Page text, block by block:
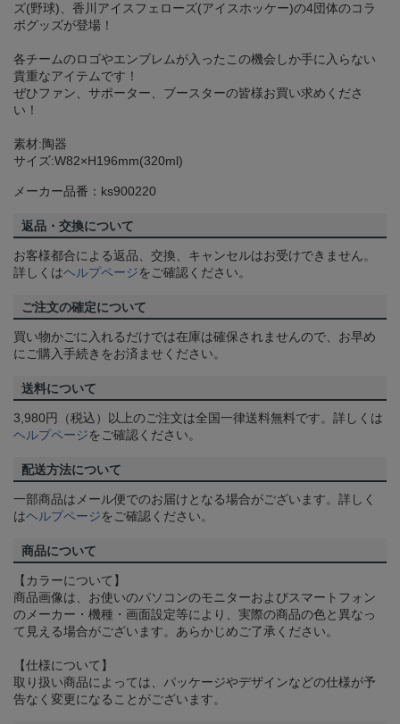
ズ(野球)、香川アイスフェローズ(アイスホッケー)の4団体のコラ
ボグッズが登場！
各チームのロゴやエンブレムが入ったこの機会しか手に入らない
貴重なアイテムです！
ぜひファン、サポーター、ブースターの皆様お買い求めくださ
い！
素材:陶器
サイズ:W82×H196mm(320ml)
メーカー品番：ks900220
返品・交換について
お客様都合による返品、交換、キャンセルはお受けできません。
詳しくはヘルプページをご確認ください。
ご注文の確定について
買い物かごに入れるだけでは在庫は確保されませんので、お早め
にご購入手続きをお済ませください。
送料について
3,980円（税込）以上のご注文は全国一律送料無料です。詳しくは
ヘルプページをご確認ください。
配送方法について
一部商品はメール便でのお届けとなる場合がございます。詳しく
はヘルプページをご確認ください。
商品について
【カラーについて】
商品画像は、お使いのパソコンのモニターおよびスマートフォン
のメーカー・機種・画面設定等により、実際の商品の色と異なっ
て見える場合がございます。あらかじめご了承ください。
【仕様について】
取り扱い商品によっては、パッケージやデザインなどの仕様が予
告なく変更になることがございます。